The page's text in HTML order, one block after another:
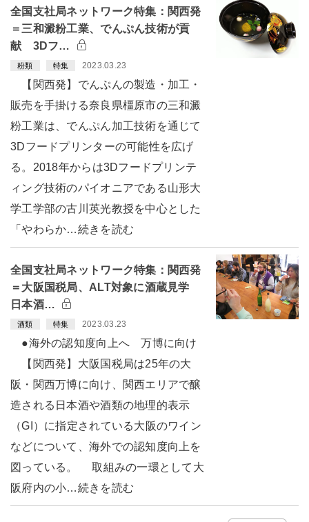
全国支社局ネットワーク特集：関西発
＝三和澱粉工業、でんぷん技術が貢
献 3Dフ…
粉類 特集 2023.03.23
【関西発】でんぷんの製造・加工・
販売を手掛ける奈良県橿原市の三和澱
粉工業は、でんぷん加工技術を通じて
3Dフードプリンターの可能性を広げ
る。2018年からは3Dフードプリンテ
ィング技術のパイオニアである山形大
学工学部の古川英光教授を中心とした
「やわらか…続きを読む
全国支社局ネットワーク特集：関西発
＝大阪国税局、ALT対象に酒蔵見学
日本酒…
酒類 特集 2023.03.23
●海外の認知度向上へ 万博に向け
【関西発】大阪国税局は25年の大
阪・関西万博に向け、関西エリアで醸
造される日本酒や酒類の地理的表示
（GI）に指定されている大阪のワイン
などについて、海外での認知度向上を
図っている。 取組みの一環として大
阪府内の小…続きを読む